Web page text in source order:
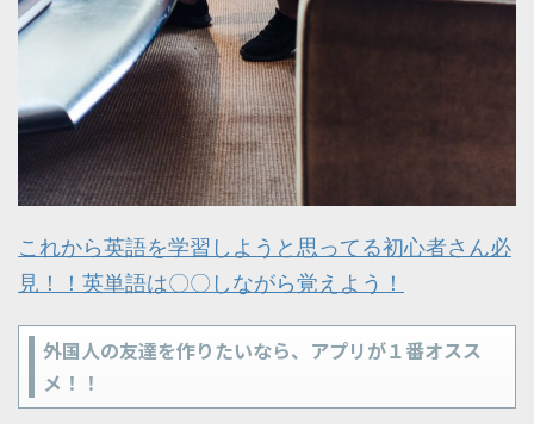
これから英語を学習しようと思ってる初心者さん必
見！！英単語は〇〇しながら覚えよう！
外国人の友達を作りたいなら、アプリが１番オスス
メ！！